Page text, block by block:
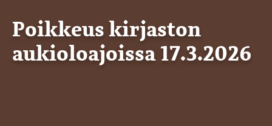
Poikkeus kirjaston
aukioloajoissa 17.3.2026